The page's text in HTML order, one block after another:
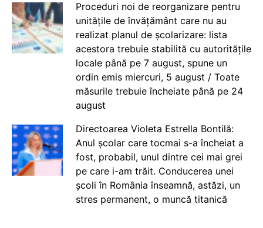
Proceduri noi de reorganizare pentru
unitățile de învățământ care nu au
realizat planul de școlarizare: lista
acestora trebuie stabilită cu autoritățile
locale până pe 7 august, spune un
ordin emis miercuri, 5 august / Toate
măsurile trebuie încheiate până pe 24
august
Directoarea Violeta Estrella Bontilă:
Anul școlar care tocmai s-a încheiat a
fost, probabil, unul dintre cei mai grei
pe care i-am trăit. Conducerea unei
școli în România înseamnă, astăzi, un
stres permanent, o muncă titanică